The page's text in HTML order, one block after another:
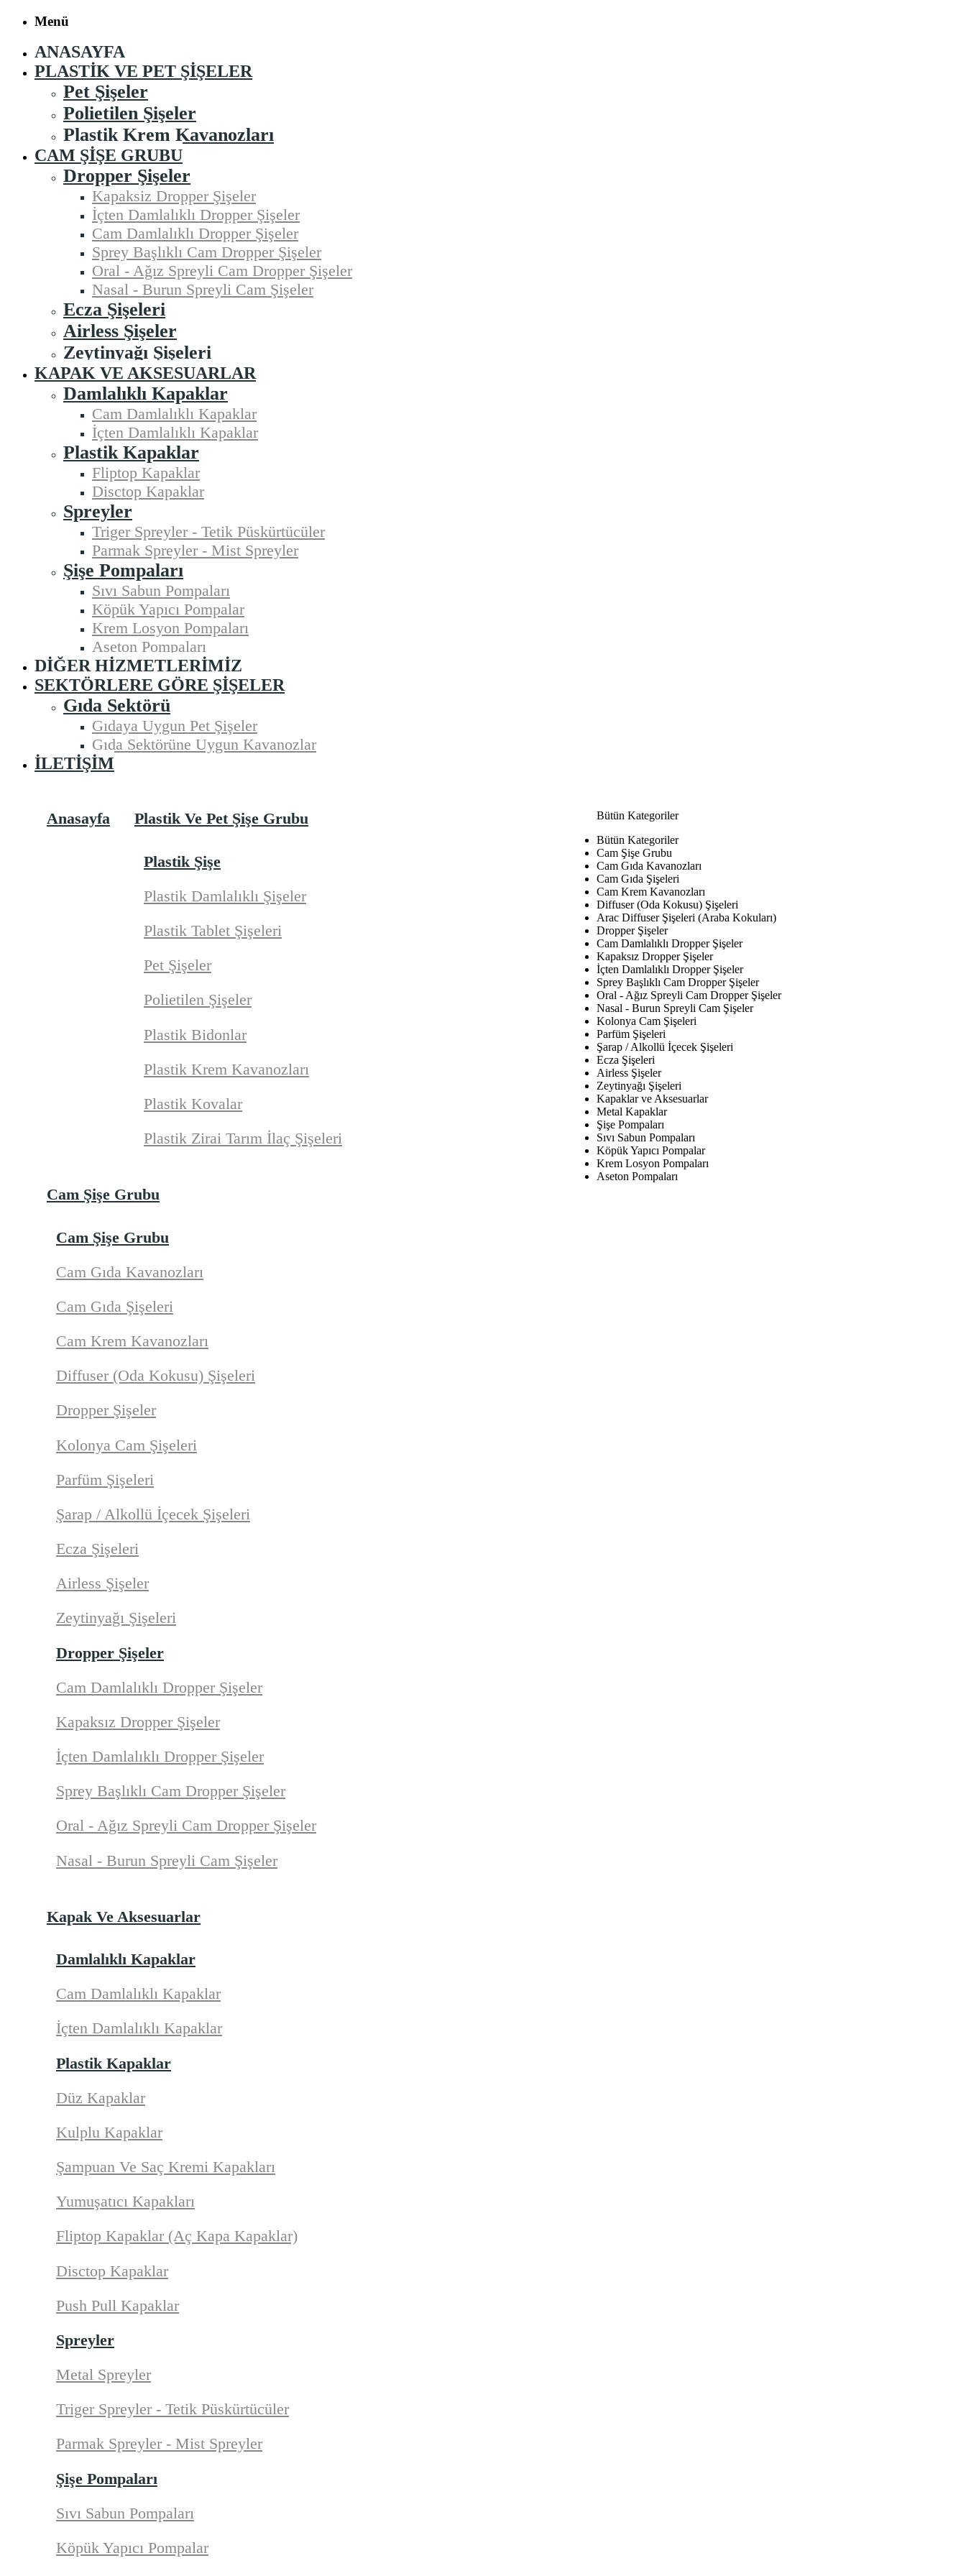
Menü
ANASAYFA
PLASTIK VE PET ŞIŞELER
Pet Şişeler
Polietilen Şişeler
Plastik Krem Kavanozları
CAM ŞIŞE GRUBU
Dropper Şişeler
Kapaksiz Dropper Şişeler
İçten Damlalıklı Dropper Şişeler
Cam Damlalıklı Dropper Şişeler
Sprey Başlıklı Cam Dropper Şişeler
Oral - Ağız Spreyli Cam Dropper Şişeler
Nasal - Burun Spreyli Cam Şişeler
Ecza Şişeleri
Airless Şişeler
Zeytinyağı Şişeleri
KAPAK VE AKSESUARLAR
Damlalıklı Kapaklar
Cam Damlalıklı Kapaklar
İçten Damlalıklı Kapaklar
Plastik Kapaklar
Fliptop Kapaklar
Disctop Kapaklar
Spreyler
Triger Spreyler - Tetik Püskürtücüler
Parmak Spreyler - Mist Spreyler
Şişe Pompaları
Sıvı Sabun Pompaları
Köpük Yapıcı Pompalar
Krem Losyon Pompaları
Aseton Pompaları
DIĞER HIZMETLERIMIZ
SEKTÖRLERE GÖRE ŞIŞELER
Gıda Sektörü
Gıdaya Uygun Pet Şişeler
Gıda Sektörüne Uygun Kavanozlar
İLETIŞIM
Anasayfa Plastik Ve Pet Şişe Grubu
Plastik Şişe
Plastik Damlalıklı Şişeler
Plastik Tablet Şişeleri
Pet Şişeler
Polietilen Şişeler
Plastik Bidonlar
Plastik Krem Kavanozları
Plastik Kovalar
Plastik Zirai Tarım İlaç Şişeleri
Cam Şişe Grubu
Cam Şişe Grubu
Cam Gıda Kavanozları
Cam Gıda Şişeleri
Cam Krem Kavanozları
Diffuser (Oda Kokusu) Şişeleri
Dropper Şişeler
Kolonya Cam Şişeleri
Parfüm Şişeleri
Şarap / Alkollü İçecek Şişeleri
Ecza Şişeleri
Airless Şişeler
Zeytinyağı Şişeleri
Dropper Şişeler
Cam Damlalıklı Dropper Şişeler
Kapaksız Dropper Şişeler
İçten Damlalıklı Dropper Şişeler
Sprey Başlıklı Cam Dropper Şişeler
Oral - Ağız Spreyli Cam Dropper Şişeler
Nasal - Burun Spreyli Cam Şişeler
Kapak Ve Aksesuarlar
Damlalıklı Kapaklar
Cam Damlalıklı Kapaklar
İçten Damlalıklı Kapaklar
Plastik Kapaklar
Düz Kapaklar
Kulplu Kapaklar
Şampuan Ve Saç Kremi Kapakları
Yumuşatıcı Kapakları
Fliptop Kapaklar (Aç Kapa Kapaklar)
Disctop Kapaklar
Push Pull Kapaklar
Spreyler
Metal Spreyler
Triger Spreyler - Tetik Püskürtücüler
Parmak Spreyler - Mist Spreyler
Şişe Pompaları
Sıvı Sabun Pompaları
Köpük Yapıcı Pompalar
Bütün Kategoriler
Bütün Kategoriler
Cam Şişe Grubu
Cam Gıda Kavanozları
Cam Gıda Şişeleri
Cam Krem Kavanozları
Diffuser (Oda Kokusu) Şişeleri
Arac Diffuser Şişeleri (Araba Kokuları)
Dropper Şişeler
Cam Damlalıklı Dropper Şişeler
Kapaksız Dropper Şişeler
İçten Damlalıklı Dropper Şişeler
Sprey Başlıklı Cam Dropper Şişeler
Oral - Ağız Spreyli Cam Dropper Şişeler
Nasal - Burun Spreyli Cam Şişeler
Kolonya Cam Şişeleri
Parfüm Şişeleri
Şarap / Alkollü İçecek Şişeleri
Ecza Şişeleri
Airless Şişeler
Zeytinyağı Şişeleri
Kapaklar ve Aksesuarlar
Metal Kapaklar
Şişe Pompaları
Sıvı Sabun Pompaları
Köpük Yapıcı Pompalar
Krem Losyon Pompaları
Aseton Pompaları